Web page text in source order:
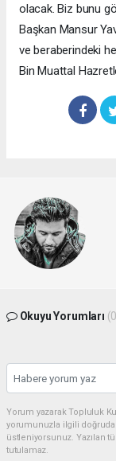
olacak. Biz bunu
Başkan Mansur
ve beraberindeki
Bin Muattal
Okuyu Yorumları
Yorum yazarak Topluluk
yorumunuzla ilgili
üstleniyorsunuz. Yazılan
tutulamaz.